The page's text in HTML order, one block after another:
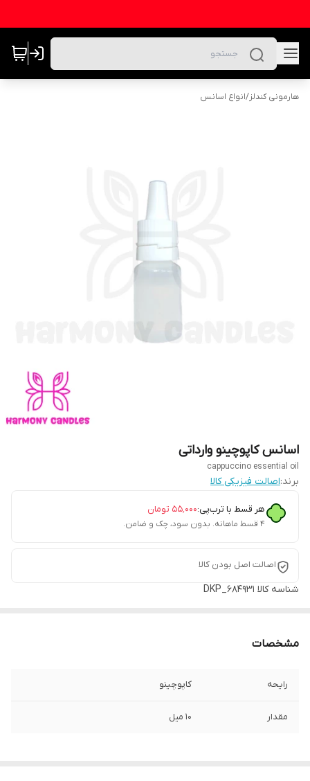
هارمونی کندلز/انواع اسانس
اسانس کاپوچینو وارداتی
cappuccino essential oil
برند:اصالت فیزیکی کالا
هر قسط با ترب‌پی:۵۵٬۰۰۰ تومان
۴ قسط ماهانه. بدون سود، چک و ضامن.
اصالت اصل بودن کالا
شناسه کالا DKP_684931
مشخصات
رایحه کاپوچینو
مقدار 10 میل